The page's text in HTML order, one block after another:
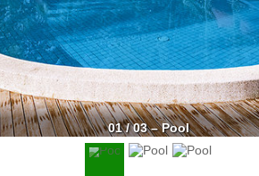
01 / 03 – Pool